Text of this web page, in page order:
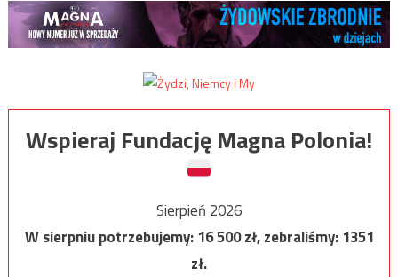
Wspieraj Fundację Magna Polonia!
Sierpień 2026
W sierpniu potrzebujemy:16 500zł, zebraliśmy:1351
zł.